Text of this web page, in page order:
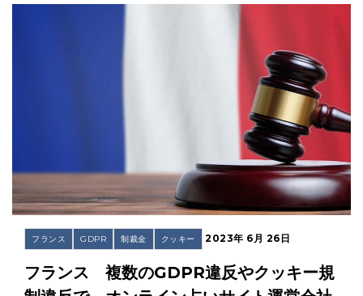
フランス GDPR 制裁金 クッキー 2023年 6月 26日
フランス 複数のGDPR違反やクッキー規